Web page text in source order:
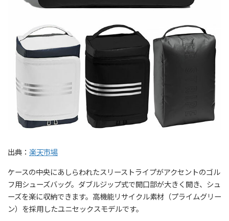
出典： 楽天市場
ケースの中央にあしらわれたスリーストライプがアクセントのゴル
フ用シューズバッグ。ダブルジップ式で開口部が大きく開き、シュ
ーズを楽に収納できます。高機能リサイクル素材（プライムグリー
ン）を採用したユニセックスモデルです。